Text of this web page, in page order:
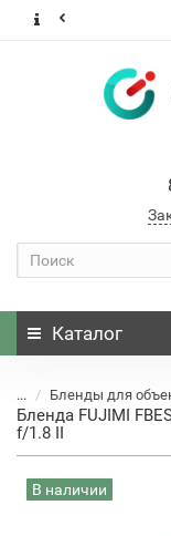
Каталог
... Бленды для
Бленда FUJIMI
f/1.8 II
В наличии